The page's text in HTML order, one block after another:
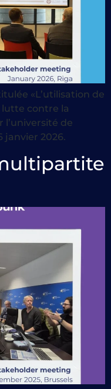
«L’utilisation de
lutte contre la
l’université de
janvier 2026.